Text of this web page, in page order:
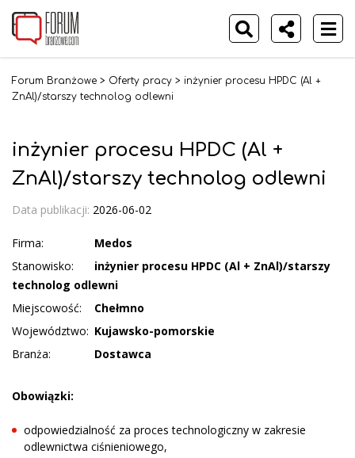
Forum Branżowe > Oferty pracy > inżynier procesu HPDC (Al +
ZnAl)/starszy technolog odlewni
inżynier procesu HPDC (Al +
ZnAl)/starszy technolog odlewni
Data publikacji: 2026-06-02
Firma:
Medos
Stanowisko:
inżynier procesu HPDC (Al + ZnAl)/starszy
technolog odlewni
Miejscowość:
Chełmno
Województwo: Kujawsko-pomorskie
Branża:
Dostawca
Obowiązki:
odpowiedzialność za proces technologiczny w zakresie
odlewnictwa ciśnieniowego,